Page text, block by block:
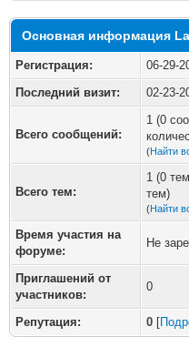
Основная информация
Регистрация:
06-29-
Последний визит:
02-23-
Всего сообщений:
1 (0
(Найти
Всего тем:
1 (0
тем)
(Найти
Время участия на
форуме:
Не
Приглашений от
участников:
0
Репутация: 0 [